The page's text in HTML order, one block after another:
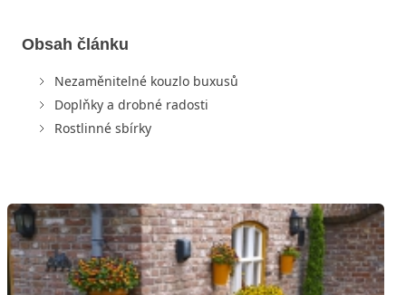
Obsah článku
Nezaměnitelné kouzlo buxusů
Doplňky a drobné radosti
Rostlinné sbírky